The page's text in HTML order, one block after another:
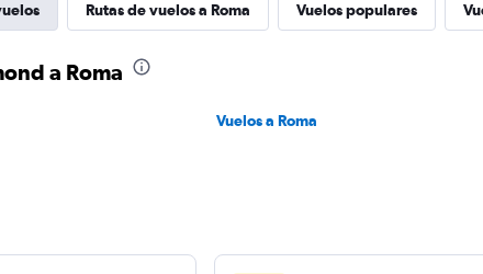
Rutas de vuelos a Roma Vuelos populares
a Roma
Vuelos a Roma